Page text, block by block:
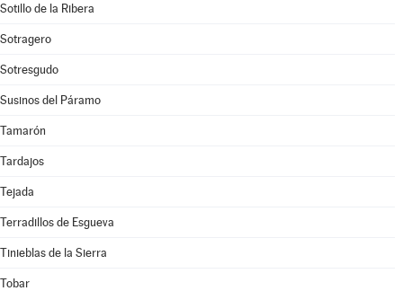
Sotillo de la Ribera
Sotragero
Sotresgudo
Susinos del Páramo
Tamarón
Tardajos
Tejada
Terradillos de Esgueva
Tinieblas de la Sierra
Tobar